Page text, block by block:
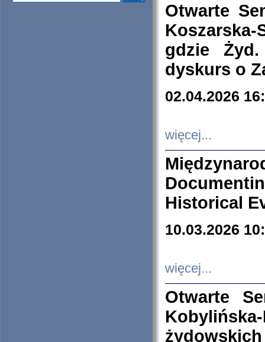
Otwarte
Koszarska-
gdzie
dyskurs o
02.04.2026
więcej...
Historical
10.03.2026
więcej...
Otwarte